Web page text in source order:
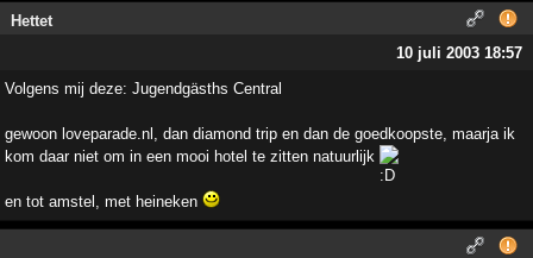
Hettet
10 juli 2003 18:57
Volgens mij deze: Jugendgäsths Central
gewoon loveparade.nl, dan diamond trip en dan de goedkoopste, maarja ik
kom daar niet om in een mooi hotel te zitten natuurlijk
en tot amstel, met heineken